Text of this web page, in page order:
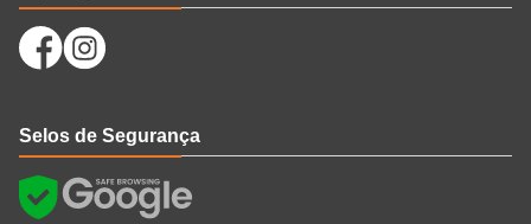
Selos de Segurança